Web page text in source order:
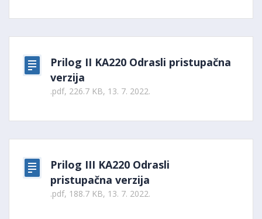
Prilog II KA220 Odrasli pristupačna
verzija
.pdf, 226.7 KB, 13. 7. 2022.
Prilog III KA220 Odrasli
pristupačna verzija
.pdf, 188.7 KB, 13. 7. 2022.